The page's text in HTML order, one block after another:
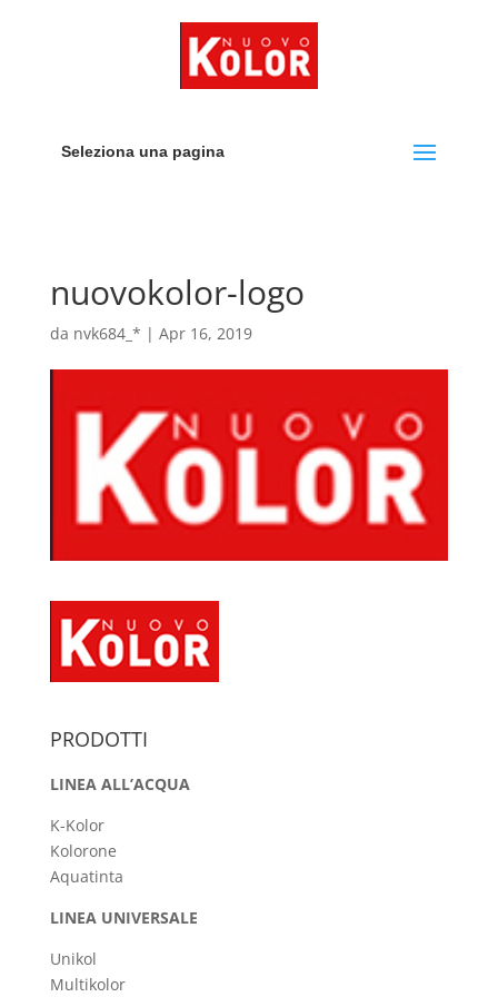
Seleziona una pagina
nuovokolor-logo
da nvk684_* | Apr 16, 2019
PRODOTTI
LINEA ALL’ACQUA
K-Kolor
Kolorone
Aquatinta
LINEA UNIVERSALE
Unikol
Multikolor